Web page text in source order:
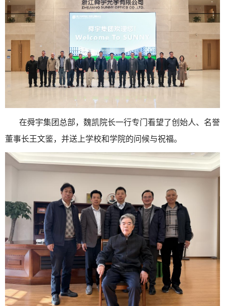
在舜宇集团总部，魏凯院长一行专门看望了创始人、 名誉
董事长王文鉴，并送上学校和学院的问候与祝福。